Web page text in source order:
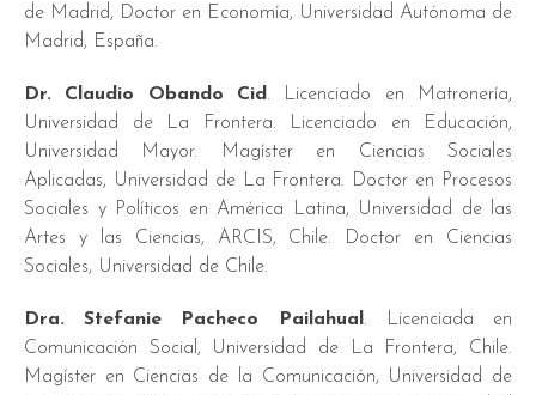
de Madrid, Doctor en Economía, Universidad Autónoma de
Madrid, España.
Dr. Claudio Obando Cid . Licenciado en Matronería,
Universidad de La Frontera. Licenciado en Educación,
Universidad Mayor. Magíster en Ciencias Sociales
Aplicadas, Universidad de La Frontera. Doctor en Procesos
Sociales y Políticos en América Latina, Universidad de las
Artes y las Ciencias, ARCIS, Chile. Doctor en Ciencias
Sociales, Universidad de Chile.
Dra. Stefanie Pacheco Pailahual . Licenciada en
Comunicación Social, Universidad de La Frontera, Chile.
Magíster en Ciencias de la Comunicación, Universidad de